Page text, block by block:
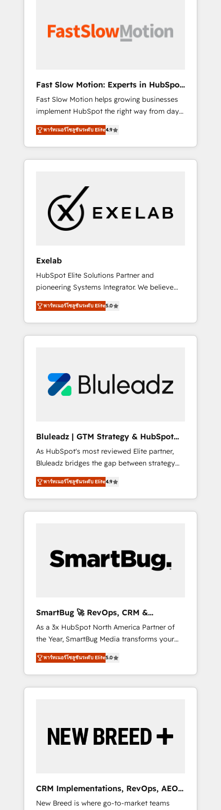
so it actually drives revenue, not just reports
reporting - Workflow automation and data
clean-up - Sales enablement and team
training - Ongoing optimisation and RevOps
support Based in Leeds and London, we
partner with SMEs across the UK who are
ready to turn HubSpot into the growth
engine it’s meant to be.
Fast Slow Motion: Experts in HubSpot
& Salesforce
Fast Slow Motion helps growing businesses
implement HubSpot the right way from day
one — with the flexibility to scale as
complexity increases. Highly certified in both
HubSpot and Salesforce, we bring deep
experience in CRM implementation,
growing mid-market and enterprise
organizations, our team combines strong
technical execution with real business
perspective. Many of our consultants have
operators need as their systems, data, and
processes evolve. Since 2014, we’ve
supported 1,400+ clients across a wide range
of industries, including healthcare, software,
B2B services, manufacturing, financial
services and more. Whether clients are new
to HubSpot or expanding into more
long-term value and a consistently strong
client experience.
พาร์ทเนอร์โซลูชันระดับ Elite4.9
Exelab
HubSpot Elite Solutions Partner and
pioneering Systems Integrator. We believe
technology should serve business strategy,
not the other way around. Every engagement
begins with clear objectives, customer
journey mapping, and measurable KPIs. Only
Connectors, workflows, and data
architectures that make HubSpot the
HubSpot beyond standard configurations. -
AI-FIRST- AI across customer-facing
operations to accelerate decisions,
streamline processes, and unlock efficiency
at scale. From predictive intelligence to
conversational AI, we turn data into action
and automation into competitive advantage.
พาร์ทเนอร์โซลูชันระดับ Elite5.0
Bluleadz | GTM Strategy & HubSpot
Implementation
As HubSpot's most reviewed Elite partner,
Bluleadz bridges the gap between strategy
and execution. We don't just "set up tools" —
we install the GTM Operating System (GTM
OS) to align your leadership and engineer a
portal that drives predictable revenue
and Story to stop "accelerating a mess." ⚙️
Elite Engineering & AI Scalable Architecture:
agents, and high-integrity migrations for total
reporting clarity. Security & Compliance: SOC
2 Type I and HIPAA attested for enterprise-
grade data security. 🏆 Why Bluleadz? GTM
OS Partner | 16+ Years Experience | 1,000+
Five-Star Reviews
พาร์ทเนอร์โซลูชันระดับ Elite4.9
SmartBug 🚀 RevOps, CRM &
Integration Experts
As a 3x HubSpot North America Partner of
the Year, SmartBug Media transforms your
customer lifecycle into a revenue engine. Our
unified ecosystem includes specialized
divisions Globalia (AI & Software) and Point
Success Media (Paid Media), making this the
by Globalia’s technical development team. -
19 HubSpot-certified trainers to drive
deployment of Breeze AI and custom agents
to automate growth. 🏆 Elite Excellence - 8
พาร์ทเนอร์โซลูชันระดับ Elite5.0
CRM Implementations, RevOps, AEO
+ Web, Demand Gen
New Breed is where go-to-market teams